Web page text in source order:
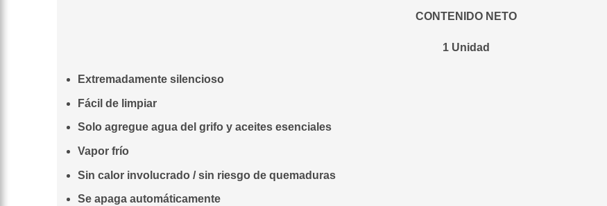
CONTENIDO NETO
1 Unidad
Extremadamente silencioso
Fácil de limpiar
Solo agregue agua del grifo y aceites esenciales
Vapor frío
Sin calor involucrado / sin riesgo de quemaduras
Se apaga automáticamente